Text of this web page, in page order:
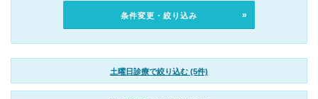
条件変更・絞り込み
土曜日診療で絞り込む (5件)